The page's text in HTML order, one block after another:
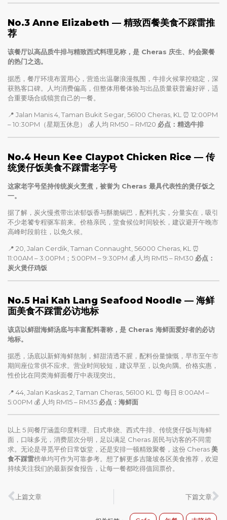
No.3 Anne Elizabeth — 精致西餐美食不踩雷推
荐
该餐厅以高品质牛排与精致西式料理见称，是 Cheras 庆生、约会聚餐
的热门之选。
据悉，餐厅环境布置用心，营造出温馨浪漫氛围，牛排火候掌控稳定，深
获熟客口碑。人均消费偏高，但整体用餐体验与出品质量获普遍好评，适
合重要场合或犒赏自己的一餐。
📍 Jalan Manis 4, Taman Bukit Segar, 56100 Cheras, KL ⏰ 12:00PM
– 10:30PM（星期五休息） 💰 人均 RM50 – RM120 必点：精选牛排
No.4 Heun Kee Claypot Chicken Rice — 传
统煲仔饭美食不踩雷老字号
这家老字号坚持传统炭火烹煮，被誉为 Cheras 最具代表性的煲仔饭之
一。
据了解，炭火慢煮带出浓郁饭香与酥脆锅巴，配料扎实，分量实在，吸引
不少老饕专程驱车前来。价格亲民，堂食候位时间较长，建议避开午晚市
高峰时段前往，以免久候。
📍 20, Jalan Cerdik, Taman Connaught, 56000 Cheras, KL ⏰
11:00AM – 3:00PM；5:00PM – 9:30PM 💰 人均 RM15 – RM30 必点：
炭火煲仔鸡饭
No.5 Hai Kah Lang Seafood Noodle — 海鲜
面美食不踩雷必访地标
该店以鲜甜海鲜汤底与丰富配料著称，是 Cheras 海鲜面爱好者的必访
地标。
据悉，汤底以新鲜海鲜熬制，鲜甜清透不腥，配料份量慷慨，早市至午市
期间座位常供不应求。营业时间较短，建议早至，以免向隅。价格实惠，
性价比在同类海鲜面餐厅中表现突出。
📍 44, Jalan Kaskas 2, Taman Cheras, 56100 KL ⏰ 每日 8:00AM –
5:00PM 💰 人均 RM15 – RM35 必点：海鲜面
以上 5 间餐厅涵盖印度料理、日式串烧、西式牛排、传统煲仔饭与海鲜
面，口味多元，消费层次分明，足以满足 Cheras 居民与访客的不同需
求。无论是寻觅平价日常饭堂，还是安排一顿精致聚餐，这份 Cheras 美
食不踩雷榜单均可作为可靠参考。想了解更多吉隆坡各区美食推荐，欢迎
持续关注我们的最新探食报告，让每一餐都吃得值回票价。
上篇文章 下篇文章